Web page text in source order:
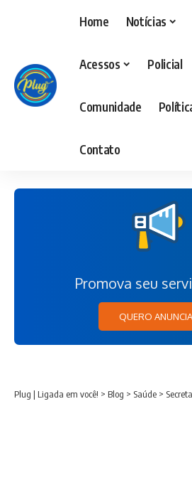
Home Notícias
Acessos Policial
Comunidade
Contato
Promova seu
QUERO
Plug | Ligada em você! > Blog > Saúde > Secretaria de